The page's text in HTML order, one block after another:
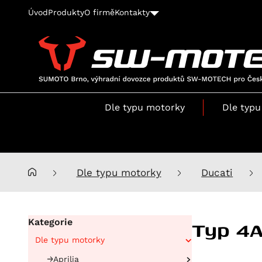
ÚvodProduktyO firměKontakty
SUMOTO
Brno,
výhradní
Česko
Dle typu motorky Dle
Dle typu motorky Ducati
Kategorie
Dle typu motorky
Aprilia
Typ